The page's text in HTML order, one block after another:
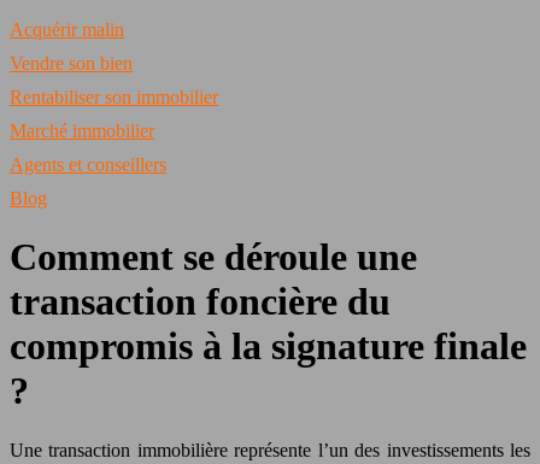
Acquérir malin
Vendre son bien
Rentabiliser son immobilier
Marché immobilier
Agents et conseillers
Blog
Comment se déroule une
transaction foncière du
compromis à la signature finale
?
Une transaction immobilière représente l’un des investissements les